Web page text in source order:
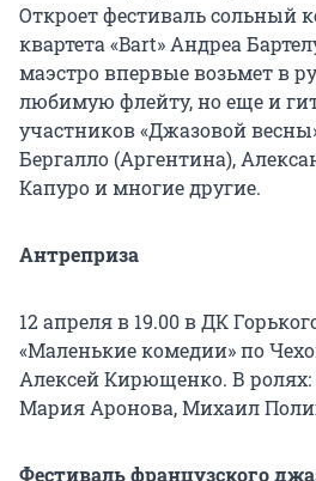
Откроет фестиваль сольный
квартета «Bart» Андреа
маэстро впервые возьмет в
любимую флейту, но еще и
участников «Джазовой
Бергалло (Аргентина),
Капуро и многие другие.
Антреприза
12 апреля в 19.00 в ДК
«Маленькие комедии» по
Алексей Кирющенко. В ролях:
Мария Аронова, Михаил
Фестиваль французского